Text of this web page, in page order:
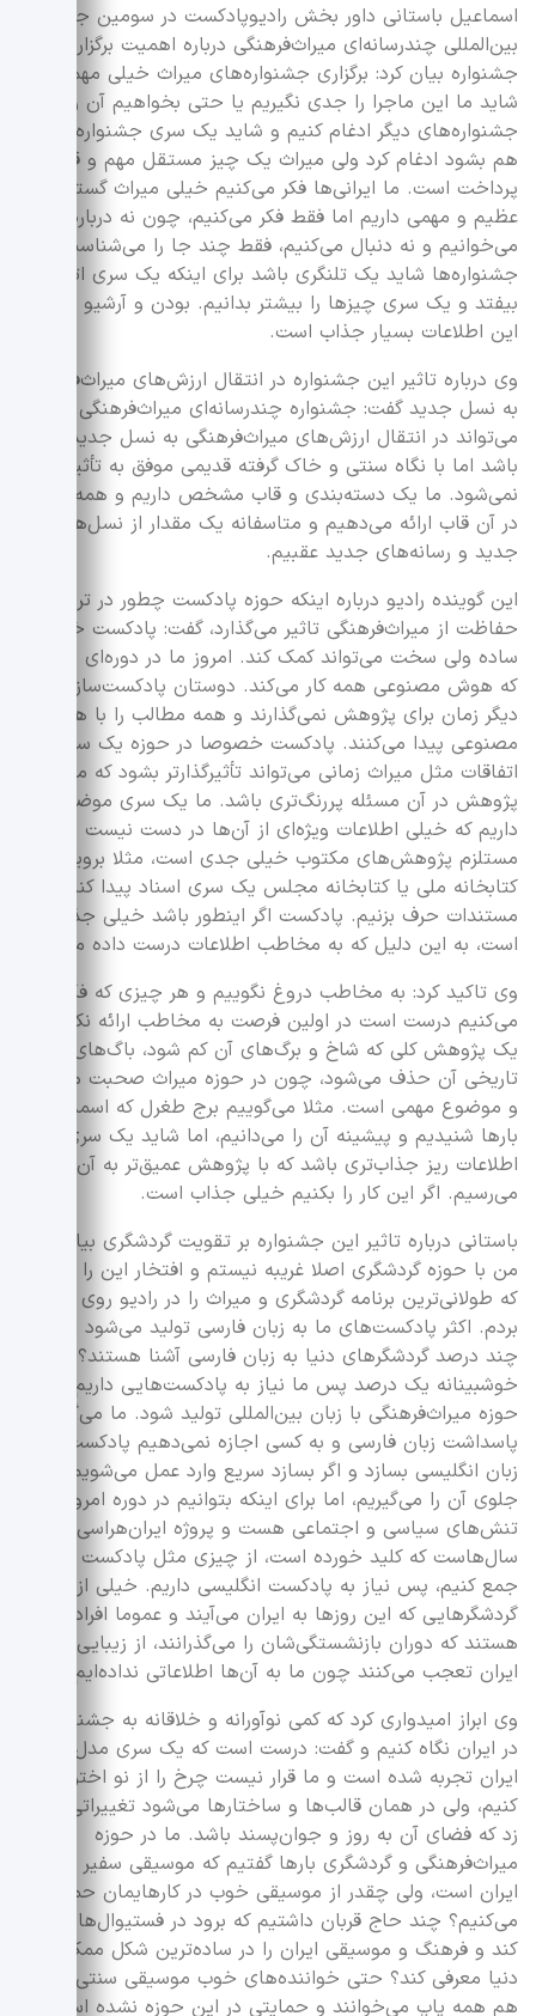
اسماعیل باستانی داور بخش رادیوپادکست در سومین جشنواره
بین‌المللی چندرسانه‌ای میراث‌فرهنگی درباره اهمیت برگزاری این
جشنواره بیان کرد: برگزاری جشنواره‌های میراث خیلی مهم است.
شاید ما این ماجرا را جدی نگیریم یا حتی بخواهیم آن را با
جشنواره‌های دیگر ادغام کنیم و شاید یک سری جشنواره‌ها را
هم بشود ادغام کرد ولی میراث یک چیز مستقل مهم و قابل
پرداخت است. ما ایرانی‌ها فکر می‌کنیم خیلی میراث گسترده
عظیم و مهمی داریم اما فقط فکر می‌کنیم، چون نه درباره آن
می‌خوانیم و نه دنبال می‌کنیم، فقط چند جا را می‌شناسیم. این
جشنواره‌ها شاید یک تلنگری باشد برای اینکه یک سری اتفاق‌ها
بیفتد و یک سری چیز‌ها را بیشتر بدانیم. بودن و آرشیو شدن
این اطلاعات بسیار جذاب است.
وی درباره تاثیر این جشنواره در انتقال ارزش‌های میراث‌فرهنگی
به نسل جدید گفت: جشنواره چندرسانه‌ای میراث‌فرهنگی
می‌تواند در انتقال ارزش‌های میراث‌فرهنگی به نسل جدید موثر
باشد اما با نگاه سنتی و خاک گرفته قدیمی موفق به تأثیرگذاری
نمی‌شود. ما یک دسته‌بندی و قاب مشخص داریم و همه چیز را
در آن قاب ارائه می‌دهیم و متاسفانه یک مقدار از نسل‌های
جدید و رسانه‌های جدید عقبیم.
این گوینده رادیو درباره اینکه حوزه پادکست چطور در ترویج و
حفاظت از میراث‌فرهنگی تاثیر می‌گذارد، گفت: پادکست خیلی
ساده ولی سخت می‌تواند کمک کند. امروز ما در دوره‌ای هستیم
که هوش مصنوعی همه کار می‌کند. دوستان پادکست‌ساز من
دیگر زمان برای پژوهش نمی‌گذارند و همه مطالب را با هوش
مصنوعی پیدا می‌کنند. پادکست خصوصا در حوزه یک سری
اتفاقات مثل میراث زمانی می‌تواند تأثیرگذار‌تر بشود که مسئله
پژوهش در آن مسئله پررنگ‌تری باشد. ما یک سری موضوع
داریم که خیلی اطلاعات ویژه‌ای از آن‌ها در دست نیست و
مستلزم پژوهش‌های مکتوب خیلی جدی است، مثلا برویم در
کتابخانه ملی یا کتابخانه مجلس یک سری اسناد پیدا کنیم و با
مستندات حرف بزنیم. پادکست اگر اینطور باشد خیلی جذاب
است، به این دلیل که به مخاطب اطلاعات درست داده می‌شود.
وی تاکید کرد: به مخاطب دروغ نگوییم و هر چیزی که فکر
می‌کنیم درست است در اولین فرصت به مخاطب ارائه نکنیم.
یک پژوهش کلی که شاخ و برگ‌های آن کم شود، باگ‌های
تاریخی آن حذف می‌شود، چون در حوزه میراث صحبت می‌کنیم
و موضوع مهمی است. مثلا می‌گوییم برج طغرل که اسمش را
بارها شنیدیم و پیشینه آن را می‌دانیم، اما شاید یک سری
اطلاعات ریز جذاب‌تری باشد که با پژوهش عمیق‌تر به آن‌ها
می‌رسیم. اگر این کار را بکنیم خیلی جذاب است.
باستانی درباره تاثیر این جشنواره بر تقویت گردشگری بیان کرد:
من با حوزه گردشگری اصلا غریبه نیستم و افتخار این را داشتم
که طولانی‌ترین برنامه گردشگری و میراث را در رادیو روی آنتن
بردم. اکثر پادکست‌های ما به زبان فارسی تولید می‌شود اما
چند درصد گردشگر‌های دنیا به زبان فارسی آشنا هستند؟
خوشبینانه یک درصد پس ما نیاز به پادکست‌هایی داریم که در
حوزه میراث‌فرهنگی با زبان بین‌المللی تولید شود. ما می‌گوییم
پاسداشت زبان فارسی و به کسی اجازه نمی‌دهیم پادکست با
زبان انگلیسی بسازد و اگر بسازد سریع وارد عمل می‌شویم و
جلوی آن را می‌گیریم، اما برای اینکه بتوانیم در دوره امروز که
تنش‌های سیاسی و اجتماعی هست و پروژه ایران‌هراسی
سال‌هاست که کلید خورده است، از چیزی مثل پادکست گردشگر
جمع کنیم، پس نیاز به پادکست انگلیسی داریم. خیلی از
گردشگر‌هایی که این روز‌ها به ایران می‌آیند و عموما افراد مسنی
هستند که دوران بازنشستگی‌شان را می‌گذرانند، از زیبایی‌های
ایران تعجب می‌کنند چون ما به آن‌ها اطلاعاتی نداده‌ایم.
وی ابراز امیدواری کرد که کمی نوآورانه و خلاقانه به جشنواره‌ها
در ایران نگاه کنیم و گفت: درست است که یک سری مدل‌ها در
ایران تجربه شده است و ما قرار نیست چرخ را از نو اختراع
کنیم، ولی در همان قالب‌ها و ساختار‌ها می‌شود تغییراتی را رقم
زد که فضای آن به روز و جوان‌پسند باشد. ما در حوزه
میراث‌فرهنگی و گردشگری بار‌ها گفتیم که موسیقی سفیر فرهنگی
ایران است، ولی چقدر از موسیقی خوب در کار‌هایمان حمایت
می‌کنیم؟ چند حاج قربان داشتیم که برود در فستیوال‌ها شرکت
کند و فرهنگ و موسیقی ایران را در ساده‌ترین شکل ممکن به
دنیا معرفی کند؟ حتی خواننده‌های خوب موسیقی سنتی امروز
هم همه پاپ می‌خوانند و حمایتی در این حوزه نشده است.